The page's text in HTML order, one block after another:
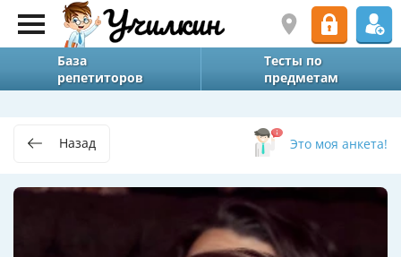
База
репетиторов
Тесты по
предметам
Назад Это моя анкета!